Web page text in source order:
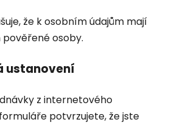
že k osobním údajům mají
osoby.
ustanovení
z internetového
potvrzujete, že jste